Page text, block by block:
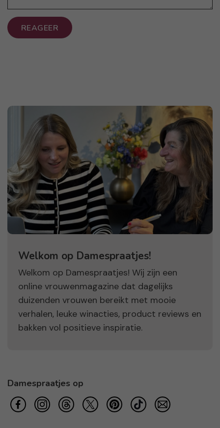
REAGEER
Welkom op Damespraatjes!
Welkom op Damespraatjes! Wij zijn een
online vrouwenmagazine dat dagelijks
duizenden vrouwen bereikt met mooie
verhalen, leuke winacties, product reviews en
bakken vol positieve inspiratie.
Damespraatjes op